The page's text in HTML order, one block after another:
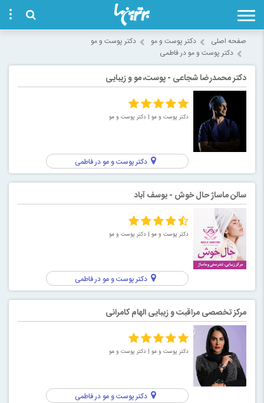
صفحه اصلی دکتر پوست و مو
دکتر پوست و مو
دکتر پوست و مو در فاطمی
دکتر محمدرضا شجاعی - پوست، مو و زیبایی
دکتر پوست و مو | دکتر پوست و مو
دکتر پوست و مو در فاطمی
سالن ماساژ حال خوش - یوسف آباد
دکتر پوست و مو | دکتر پوست و مو
دکتر پوست و مو در فاطمی
مرکز تخصصی مراقبت و زیبایی الهام کامرانی
دکتر پوست و مو | دکتر پوست و مو
دکتر پوست و مو در فاطمی